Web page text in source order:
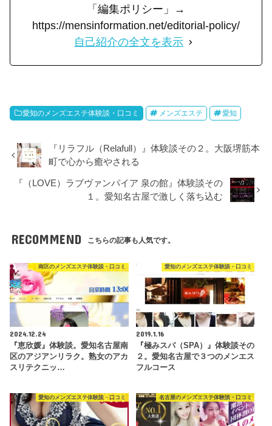
「編集ポリシー」→
https://mensinformation.net/editorial-policy/
自己紹介の全文を表示
愛知のメンズエステ体験談・口コミ メンズエステ 愛知
『リラフル（Relafull）』体験談その２。大阪堺筋本
町で心から癒やされる
『（LOVE）ラブヴァンパイア 泉の館』体験談その
１。愛知名古屋で激しく落ち込む
RECOMMEND こちらの記事も人気です。
南区のメンズエステ体験談・口コミ
2024.12.24
『恵欣媛』体験談。愛知名古屋南
区のアジアンリラク。熟女のアカ
スリテクニッ…
愛知のメンズエステ体験談・口コミ
2019.1.16
『極みスパ（SPA）』体験談その
２。愛知名古屋で３つのメンエス
フルコース
愛知のメンズエステ体験談・口コミ 名古屋のメンズエステ体験談・口コミ